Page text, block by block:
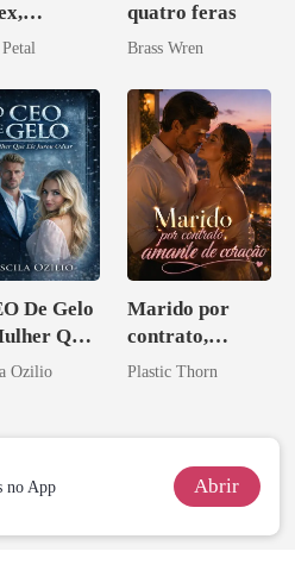
pelo
quatro feras
Brass Wren
De Gelo
Que
Odiar
Ozilio
Marido por
contrato,
amante de
Plastic Thorn
no App Abrir